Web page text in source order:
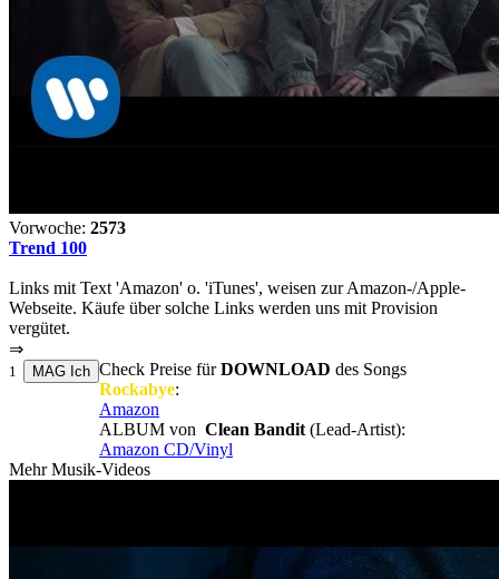
Vorwoche: 2573
Trend 100
Links mit Text 'Amazon' o. 'iTunes', weisen zur Amazon-/Apple-
Webseite. Käufe über solche Links werden uns mit Provision
vergütet.
⇒
1 Check Preise fürDOWNLOAD des Songs
Rockabye:
Amazon
ALBUM von Clean Bandit (Lead-Artist):
Amazon CD/Vinyl
Mehr Musik-Videos